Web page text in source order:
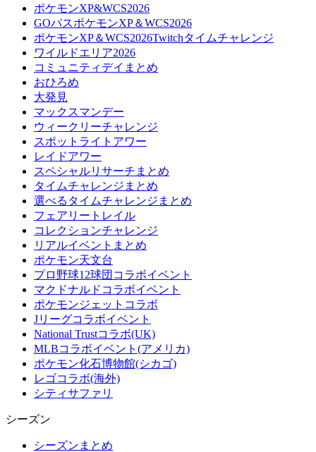
ポケモンXP&WCS2026
GOパスポケモンXP＆WCS2026
ポケモンXP＆WCS2026Twitchタイムチャレンジ
ワイルドエリア2026
コミュニティデイまとめ
おひろめ
大発見
マックスマンデー
ウィークリーチャレンジ
スポットライトアワー
レイドアワー
スペシャルリサーチまとめ
タイムチャレンジまとめ
選べるタイムチャレンジまとめ
フェアリートレイル
コレクションチャレンジ
リアルイベントまとめ
ポケモン天文台
プロ野球12球団コラボイベント
マクドナルドコラボイベント
ポケモンジェットコラボ
Jリーグコラボイベント
National Trustコラボ(UK)
MLBコラボイベント(アメリカ)
ポケモン化石博物館(シカゴ)
レゴコラボ(海外)
シティサファリ
シーズン
シーズンまとめ